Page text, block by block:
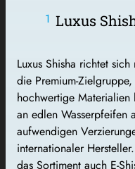
Luxus
Luxus Shisha richtet
die Premium-
hochwertige
an edlen Wasserpfeifen
aufwendigen
internationaler
das Sortiment auch E-